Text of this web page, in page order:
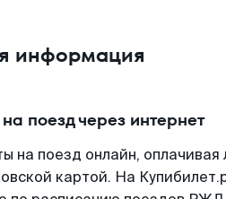
информация
поезд через интернет
на поезд онлайн,
картой. На